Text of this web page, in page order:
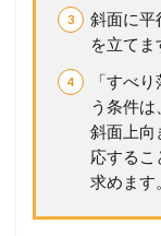
バ
ー
シ
が
必
要
で
斜面に平
を立てま
「すべ
う条件
斜面上向
応するこ
求めます。